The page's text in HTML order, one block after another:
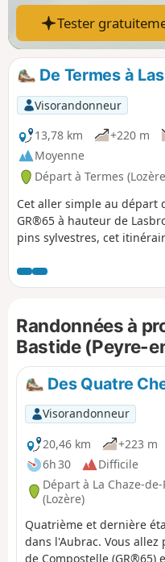
Tester
De Termes à
Visorandonneur
13,78 km
+220 m
Moyenne
Départ à Termes
Cet aller simple au départ
GR®65 à hauteur de
pins sylvestres, cet
Jacques" et le Chemin de
Randonnées à
Bastide (Peyre-
Des Quatre
Visorandonneur
20,46 km
+223 m
6h 30
Difficile
Départ à La Chaze-de-
(Lozère)
Quatrième et dernière
dans l'Aubrac. Vous
de Compostelle (GR®65)